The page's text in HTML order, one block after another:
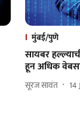
मुंबई/पुणे
सायबर
हून अधिक
सूरज सावंत